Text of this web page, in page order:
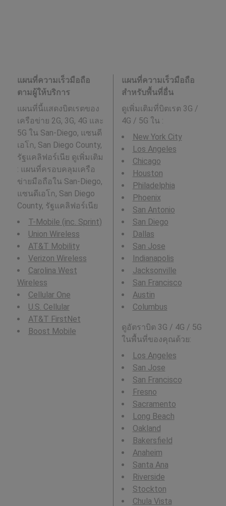
แผนที่ความเร็วมือถือ
ตามผู้ให้บริการ
แผนที่นี้แสดงบิตเรตของ
เครือข่าย 2G, 3G, 4G และ
5G ใน San-Diego, แซนดี
เอโก, San Diego County,
รัฐแคลิฟอร์เนีย ดูเพิ่มเติม
: แผนที่ครอบคลุมเครือ
ข่ายมือถือใน San-Diego,
แซนดีเอโก, San Diego
County, รัฐแคลิฟอร์เนีย
T-Mobile (inc. Sprint)
Union Wireless
AT&T Mobility
Verizon Wireless
Carolina West
Wireless
Cellular One
U.S. Cellular
AT&T FirstNet
Boost Mobile
แผนที่ความเร็วมือถือ
สำหรับพื้นที่อื่น
ดูเพิ่มเติมที่บิตเรต 3G /
4G / 5G ใน :
New York City
Los Angeles
Chicago
Houston
Philadelphia
Phoenix
San Antonio
San Diego
Dallas
San Jose
Indianapolis
Jacksonville
San Francisco
Austin
Columbus
ดูอัตราบิต 3G / 4G / 5G
ในพื้นที่ของคุณด้วย:
Los Angeles
San Jose
San Francisco
Fresno
Sacramento
Long Beach
Oakland
Bakersfield
Anaheim
Santa Ana
Riverside
Stockton
Chula Vista